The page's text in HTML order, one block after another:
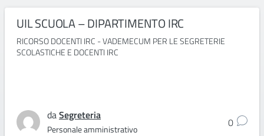
UIL SCUOLA – DIPARTIMENTO IRC
RICORSO DOCENTI IRC - VADEMECUM PER LE SEGRETERIE
SCOLASTICHE E DOCENTI IRC
daSegreteria
Personale amministrativo 0